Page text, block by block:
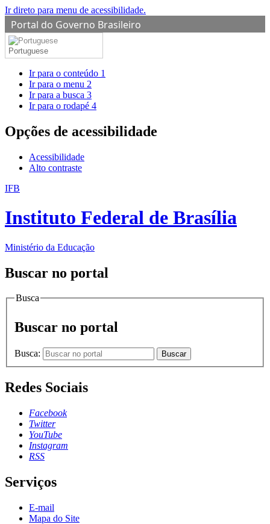
Ir direto para menu de acessibilidade.
Portal do Governo Brasileiro
Portuguese
Ir para o conteúdo 1
Ir para o menu 2
Ir para a busca 3
Ir para o rodapé 4
Opções de acessibilidade
Acessibilidade
Alto contraste
IFB
Instituto Federal de Brasília
Ministério da Educação
Buscar no portal
Busca
Buscar no portal
Busca: Buscar
Redes Sociais
Facebook
Twitter
YouTube
Instagram
RSS
Serviços
E-mail
Mapa do Site